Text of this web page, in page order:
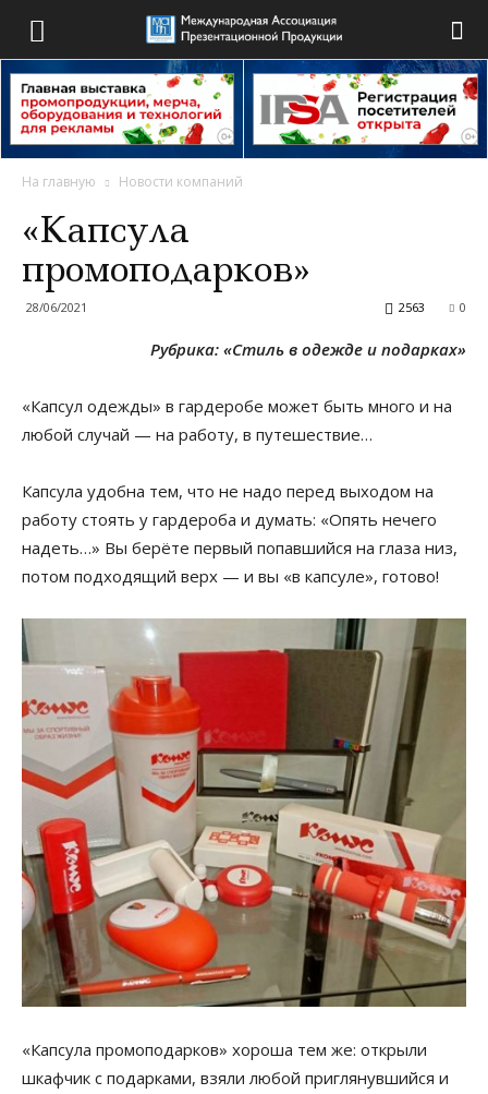
На главную Новости компаний
«Капсула
промоподарков»
28/06/2021 0
2563
Рубрика: «Стиль в одежде и подарках»
«Капсул одежды» в гардеробе может быть много и на
любой случай — на работу, в путешествие…
Капсула удобна тем, что не надо перед выходом на
работу стоять у гардероба и думать: «Опять нечего
надеть…» Вы берёте первый попавшийся на глаза низ,
потом подходящий верх — и вы «в капсуле», готово!
«Капсула промоподарков» хороша тем же: открыли
шкафчик с подарками, взяли любой приглянувшийся и